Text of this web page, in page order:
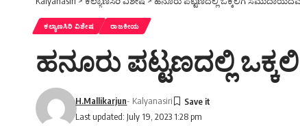
ಕಲ್ಯಾಣಸಿರಿ ವಿಶೇಷ ರಾಜಕೀಯ
ಹನೂರು ಪಟ್ಟಣದಲ್ಲಿ
Last updated: July 19, 2023 1:28 pm
H.Mallikarjun- Kalyanasiri